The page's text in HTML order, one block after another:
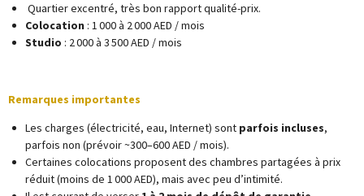
Quartier excentré, très bon rapport qualité-prix.
Colocation : 1 000 à 2 000 AED / mois
Studio : 2 000 à 3 500 AED / mois
Remarques importantes
Les charges (électricité, eau, Internet) sont parfois incluses,
parfois non (prévoir ~300–600 AED / mois).
Certaines colocations proposent des chambres partagées à prix
réduit (moins de 1 000 AED), mais avec peu d’intimité.